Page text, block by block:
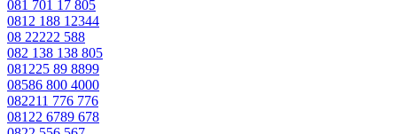
081 701 17 805
0812 188 12344
08 22222 588
082 138 138 805
081225 89 8899
08586 800 4000
082211 776 776
08122 6789 678